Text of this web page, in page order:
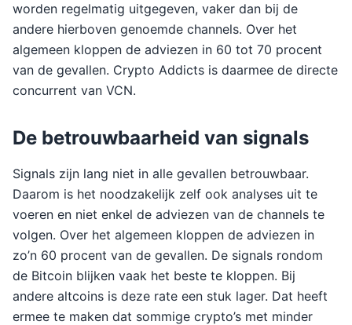
worden regelmatig uitgegeven, vaker dan bij de
andere hierboven genoemde channels. Over het
algemeen kloppen de adviezen in 60 tot 70 procent
van de gevallen. Crypto Addicts is daarmee de directe
concurrent van VCN.
De betrouwbaarheid van signals
Signals zijn lang niet in alle gevallen betrouwbaar.
Daarom is het noodzakelijk zelf ook analyses uit te
voeren en niet enkel de adviezen van de channels te
volgen. Over het algemeen kloppen de adviezen in
zo’n 60 procent van de gevallen. De signals rondom
de Bitcoin blijken vaak het beste te kloppen. Bij
andere altcoins is deze rate een stuk lager. Dat heeft
ermee te maken dat sommige crypto’s met minder